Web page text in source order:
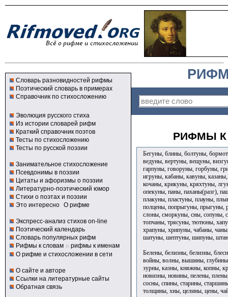
Словарь разновидностей рифмы
Поэтический словарь в примерах
Справочник по стихосложению
Эволюция русского стиха
Из истории словарей рифм
Краткий справочник поэтов
Тесты по стихосложению
Тесты по русской поэзии
Занимательное стихосложение
Псевдонимы в поэзии
Цитаты и афоризмы о поэзии
Литературно-поэтический юмор
Стихи о поэтах и поэзии
Это интересно О рифме
Экспресс-анализ стихов on-line
Поэтический календарь
Словарь популярных рифм
Рифмы к словам и рифмы к именам
О рифме и стихосложении в сети
О сайте и авторе
Ссылки на литературные сайты
Обратная связь
РИФМЫ К
Бегуны, блины, болтуны,
ведуны, вертуны, вещуны,
гарпуны, говоруны, горбуны,
игруны, кабаны, кавуны,
кочаны, крикуны, кряхтуны,
опекуны, паны, паханы(разг),
плакуны, пластуны, плауны,
полцены, попрыгуны, прыгуны,
слоны, сморкуны, сны, сопуны,
топчаны, трясуны, тютюны,
храпуны, хрипуны, чабаны,
шатуны, шептуны, шипуны,
Белены, белизны, белизны,
войны, волны, вышины,
зурны, казны, княжны, копны,
новизны, новины, пелены,
сосны, спины, старины,
толщины, хны, целины, цены,